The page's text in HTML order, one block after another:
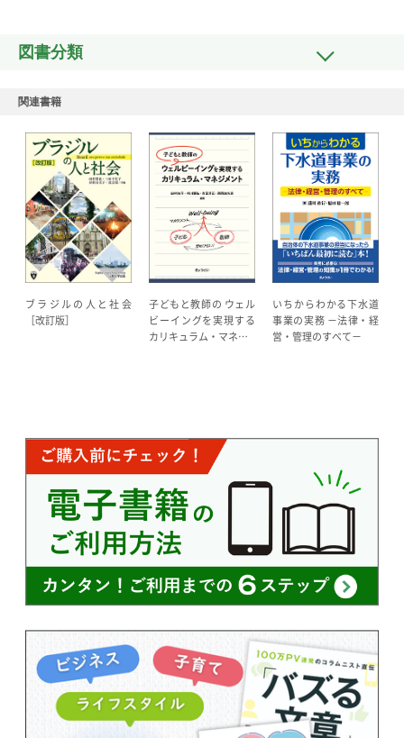
図書分類
関連書籍
ブラジルの人と社会
［改訂版］
子どもと教師の ウェル
ビーイングを実現する
カリキュラム・マネ…
いちからわかる下水道
事業の実務 －法律・経
営・管理のすべて－